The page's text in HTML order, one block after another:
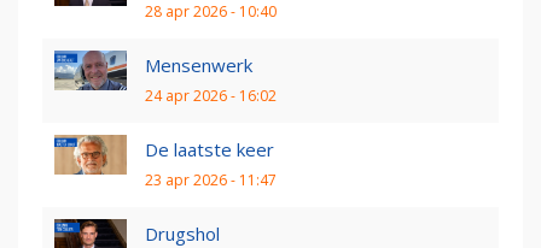
28 apr 2026 - 10:40
Mensenwerk
24 apr 2026 - 16:02
De laatste keer
23 apr 2026 - 11:47
Drugshol